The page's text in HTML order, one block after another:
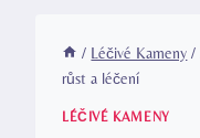
/ Léčivé Kameny /
růst a léčení
LÉČIVÉ KAMENY